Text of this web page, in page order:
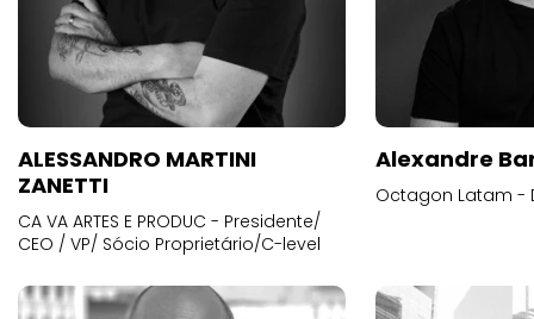
ALESSANDRO MARTINI
ZANETTI
CA VA ARTES E PRODUC - Presidente/
CEO / VP/ Sócio Proprietário/C-level
Alexandre
Octagon Latam -